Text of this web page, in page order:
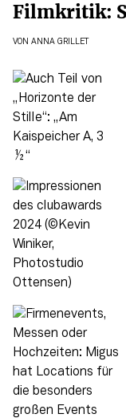
Filmkritik:
VON ANNA GRILLET